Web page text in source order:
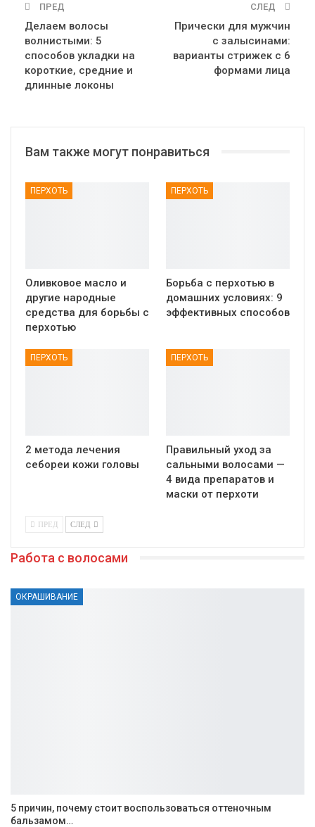
ПРЕД
Делаем волосы
волнистыми: 5
способов укладки на
короткие, средние и
длинные локоны
СЛЕД
Прически для мужчин
с залысинами:
варианты стрижек с 6
формами лица
Вам также могут понравиться
ПЕРХОТЬ
Оливковое масло и
другие народные
средства для борьбы с
перхотью
ПЕРХОТЬ
Борьба с перхотью в
домашних условиях: 9
эффективных способов
ПЕРХОТЬ
2 метода лечения
себореи кожи головы
ПЕРХОТЬ
Правильный уход за
сальными волосами —
4 вида препаратов и
маски от перхоти
ПРЕД СЛЕД
Работа с волосами
ОКРАШИВАНИЕ
5 причин, почему стоит воспользоваться оттеночным
бальзамом…